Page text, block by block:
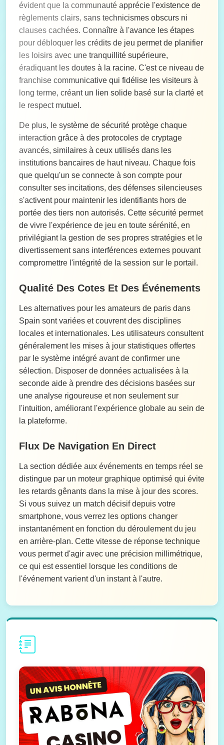
évident que la communauté apprécie l'existence de
règlements clairs, sans technicismes obscurs ni
clauses cachées. Connaître à l'avance les étapes
pour débloquer les crédits de jeu permet de planifier
les loisirs avec une tranquillité supérieure,
éradiquant les doutes à la racine. C'est ce niveau de
franchise communicative qui fidélise les visiteurs à
long terme, créant un lien solide basé sur la clarté et
le respect mutuel.
De plus, le système de sécurité protège chaque
interaction grâce à des protocoles de cryptage
avancés, similaires à ceux utilisés dans les
institutions bancaires de haut niveau. Chaque fois
que quelqu'un se connecte à son compte pour
consulter ses incitations, des défenses silencieuses
s'activent pour maintenir les identifiants hors de
portée des tiers non autorisés. Cette sécurité permet
de vivre l'expérience de jeu en toute sérénité, en
privilégiant la gestion de ses propres stratégies et le
divertissement sans interférences externes pouvant
compromettre l'intégrité de la session sur le portail.
Qualité Des Cotes Et Des Événements
Les alternatives pour les amateurs de paris dans
Spain sont variées et couvrent des disciplines
locales et internationales. Les utilisateurs consultent
généralement les mises à jour statistiques offertes
par le système intégré avant de confirmer une
sélection. Disposer de données actualisées à la
seconde aide à prendre des décisions basées sur
une analyse rigoureuse et non seulement sur
l'intuition, améliorant l'expérience globale au sein de
la plateforme.
Flux De Navigation En Direct
La section dédiée aux événements en temps réel se
distingue par un moteur graphique optimisé qui évite
les retards gênants dans la mise à jour des scores.
Si vous suivez un match décisif depuis votre
smartphone, vous verrez les options changer
instantanément en fonction du déroulement du jeu
en arrière-plan. Cette vitesse de réponse technique
vous permet d'agir avec une précision millimétrique,
ce qui est essentiel lorsque les conditions de
l'événement varient d'un instant à l'autre.